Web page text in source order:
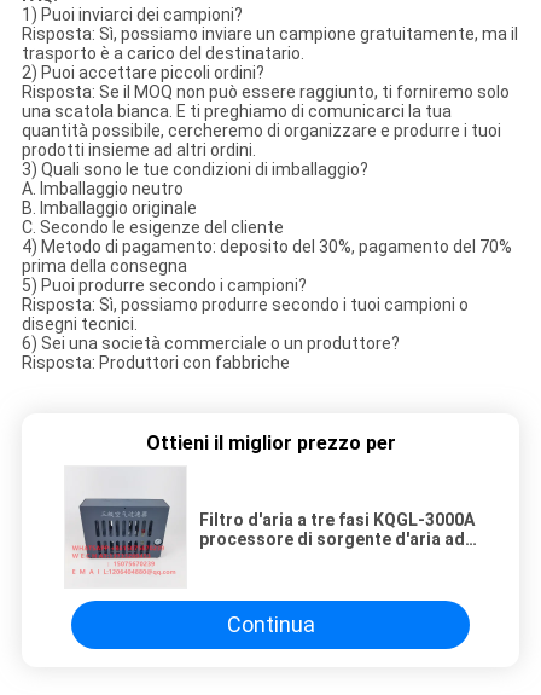
1) Puoi inviarci dei campioni?
Risposta: Sì, possiamo inviare un campione gratuitamente, ma il
trasporto è a carico del destinatario.
2) Puoi accettare piccoli ordini?
Risposta: Se il MOQ non può essere raggiunto, ti forniremo solo
una scatola bianca. E ti preghiamo di comunicarci la tua
quantità possibile, cercheremo di organizzare e produrre i tuoi
prodotti insieme ad altri ordini.
3) Quali sono le tue condizioni di imballaggio?
A. Imballaggio neutro
B. Imballaggio originale
C. Secondo le esigenze del cliente
4) Metodo di pagamento: deposito del 30%, pagamento del 70%
prima della consegna
5) Puoi produrre secondo i campioni?
Risposta: Sì, possiamo produrre secondo i tuoi campioni o
disegni tecnici.
6) Sei una società commerciale o un produttore?
Risposta: Produttori con fabbriche
Ottieni il miglior prezzo per
Filtro d'aria a tre fasi KQGL-3000A
processore di sorgente d'aria ad
compressa
Continua